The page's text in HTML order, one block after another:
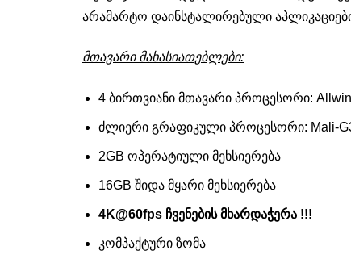
არამარტო დაინსტალირებული
მთავარი მახასიათებლები:
4 ბირთვიანი მთავარი პროცესორი:
ძლიერი გრაფიკული პროცესორი: Mali-
2GB ოპერატიული მეხსიერება
16GB შიდა მყარი მეხსიერება
4K@60fps ჩვენების მხარდაჭერა !!!
კომპაქტური ზომა